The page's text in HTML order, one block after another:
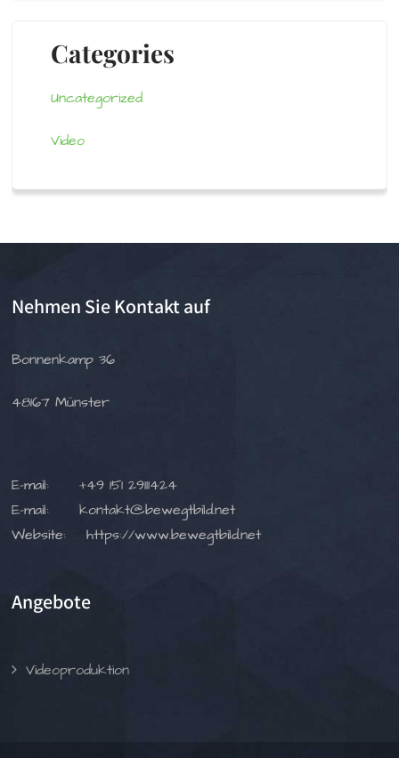
Categories
Uncategorized
Video
Nehmen Sie Kontakt auf
Bonnenkamp 36
48167 Münster
E-mail:
+49 151 29111424
E-mail:
kontakt@bewegtbild.net
Website:
https://www.bewegtbild.net
Angebote
Videoproduktion